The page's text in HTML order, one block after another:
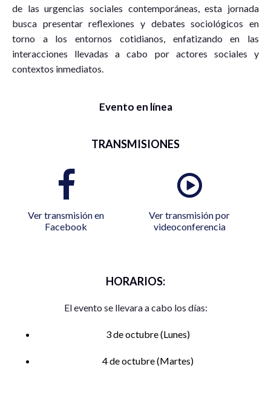
de las urgencias sociales contemporáneas, esta jornada
busca presentar reflexiones y debates sociológicos en
torno a los entornos cotidianos, enfatizando en las
interacciones llevadas a cabo por actores sociales y
contextos inmediatos.
Evento en línea
TRANSMISIONES
Ver transmisión en
Facebook
Ver transmisión por
videoconferencia
HORARIOS:
El evento se llevara a cabo los días:
3 de octubre (Lunes)
4 de octubre (Martes)